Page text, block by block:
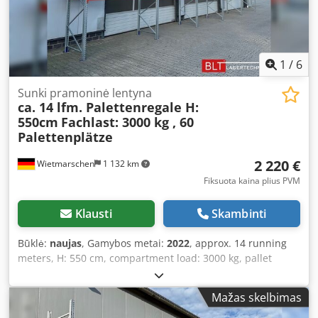
-- Price: €1,840.00 net Plus statutory VAT You will receive
an invoice with VAT stated Pre-assembly of the frames can
be carried out by us for a small additional charge of
€12.50/net per unit.
1 / 6
Wietmarschen 1 132 km
Sunki pramoninė lentyna
ca. 14 lfm. Palettenregale H:
550cm Fachlast: 3000 kg , 60
Palettenplätze
2 220 €
Fiksuota kaina plius PVM
Klausti Skambinti
Būklė: naujas, Gamybos metai: 2022, approx. 14 running
meters, H: 550 cm, compartment load: 3000 kg, pallet
racking, heavy-duty racks, high bay racks, industrial
shelving, racks immediately available from stock
Specifications: - Height: approx. 550 cm - Depth: approx.
Mažas skelbimas